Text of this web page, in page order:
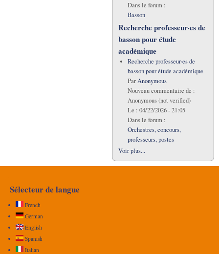
Dans le forum :
Basson
Recherche professeur·es de
basson pour étude
académique
Recherche professeur·es de
basson pour étude académique
ParAnonymous
Nouveau commentaire de :
Anonymous (not verified)
Le : 04/22/2026 - 21:05
Dans le forum :
Orchestres, concours,
professeurs, postes
Voir plus...
Sélecteur de langue
French
German
English
Spanish
Italian